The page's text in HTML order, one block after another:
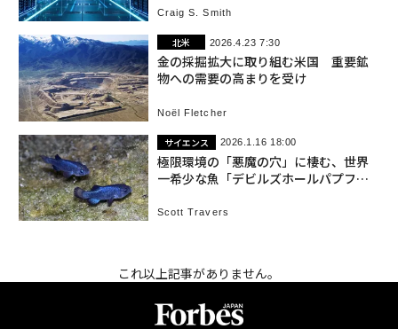
Craig S. Smith
北米 2026.4.23 7:30
金の採掘拡大に取り組む米国 重要鉱
物への需要の高まりを受け
Noël Fletcher
サイエンス 2026.1.16 18:00
極限環境の「悪魔の穴」に棲む、世界
一希少な魚「デビルズホールパプフィ
Scott Travers
これ以上記事がありません。